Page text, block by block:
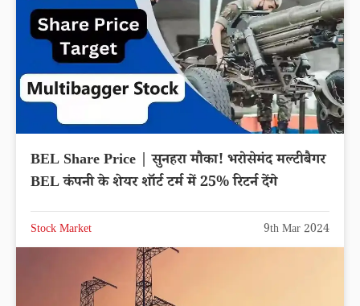
BEL Share Price | सुनहरा मौका! भरोसेमंद मल्टीबैगर
BEL कंपनी के शेयर शॉर्ट टर्म में 25% रिटर्न देंगे
Stock Market 9th Mar 2024